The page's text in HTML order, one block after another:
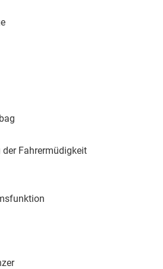
Fahrermüdigkeit